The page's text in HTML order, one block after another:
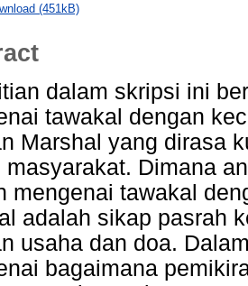
(451kB)
dalam skripsi ini
tawakal dengan
Marshal yang dirasa
masyarakat. Dimana
mengenai tawakal
adalah sikap pasrah
usaha dan doa.
bagaimana